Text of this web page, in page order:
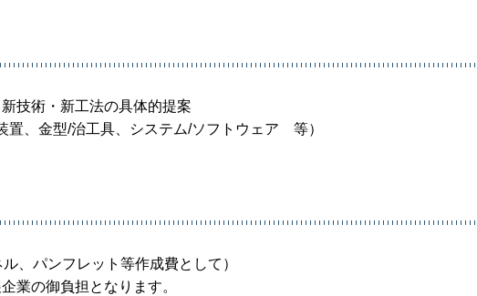
技術・新工法の具体的提案
置、金型/治工具、システム/ソフトウェア 等）
、パンフレット等作成費として）
業の御負担となります。